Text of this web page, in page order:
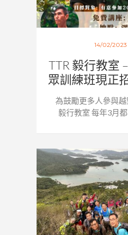
14/02/2023
TTR 毅行教室
眾訓練班現正
為鼓勵更多人參與越
毅行教室 每年3月